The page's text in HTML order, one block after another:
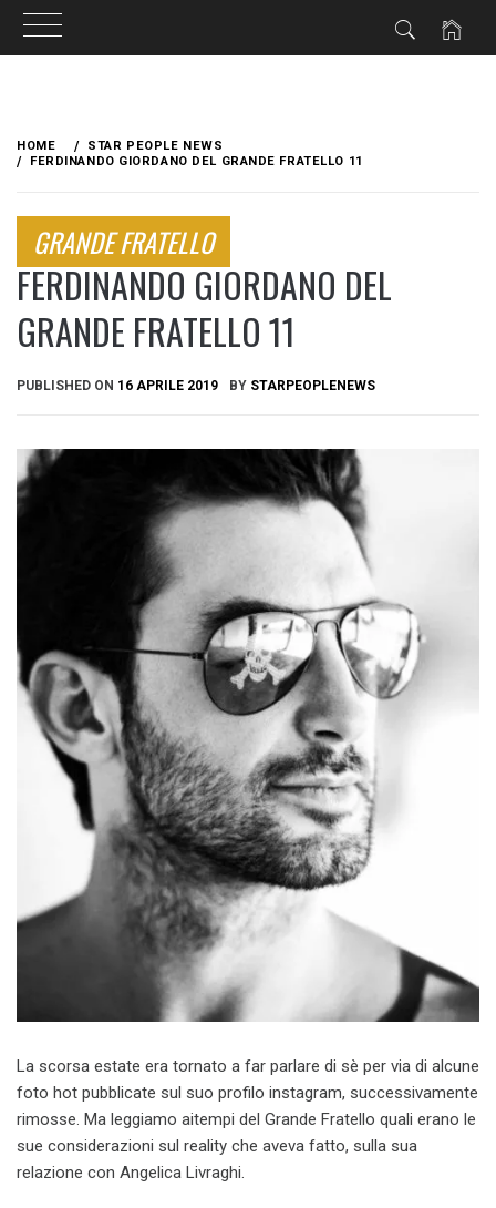
content
HOME
STAR PEOPLE NEWS
FERDINANDO GIORDANO DEL GRANDE FRATELLO 11
GRANDE FRATELLO
FERDINANDO GIORDANO DEL
GRANDE FRATELLO 11
PUBLISHED ON 16 APRILE 2019 BY STARPEOPLENEWS
La scorsa estate era tornato a far parlare di sè per via di alcune
foto hot pubblicate sul suo profilo instagram, successivamente
rimosse. Ma leggiamo aitempi del Grande Fratello quali erano le
sue considerazioni sul reality che aveva fatto, sulla sua
relazione con Angelica Livraghi.